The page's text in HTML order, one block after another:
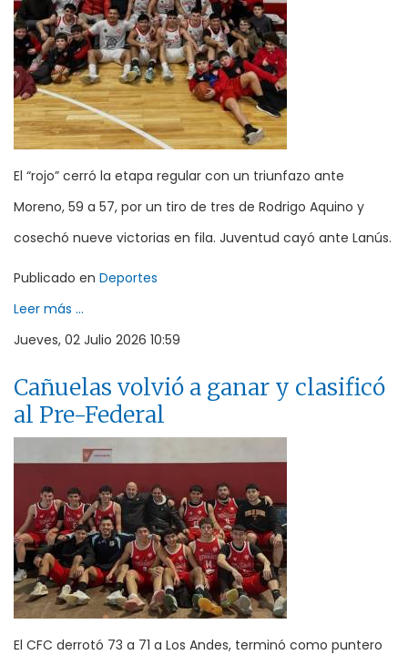
El “rojo” cerró la etapa regular con un triunfazo ante
Moreno, 59 a 57, por un tiro de tres de Rodrigo Aquino y
cosechó nueve victorias en fila. Juventud cayó ante Lanús.
Publicado en Deportes
Leer más ...
Jueves, 02 Julio 2026 10:59
Cañuelas volvió a ganar y clasificó
al Pre-Federal
El CFC derrotó 73 a 71 a Los Andes, terminó como puntero